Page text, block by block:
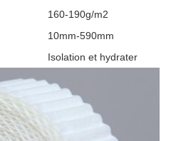
160-190g/m2
10mm-590mm
Isolation et hydrater